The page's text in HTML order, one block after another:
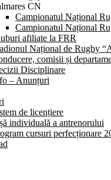
CN
Campionatul Național
Campionatul Național
afiliate la FRR
Național de Rugby
comisii și
Disciplinare
– Anunțuri
de licențiere
individuală a antrenorului
cursuri perfecționare